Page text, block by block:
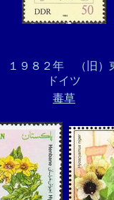
１９８２年 （旧）
ドイツ
毒草